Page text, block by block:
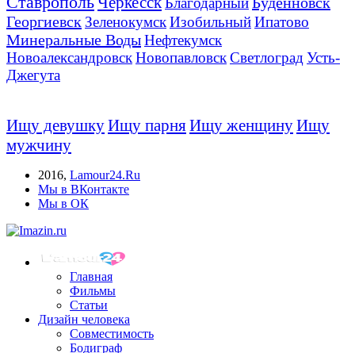
Георгиевск ЗеленокумскИзобильныйИпатово
Минеральные ВодыНефтекумск
НовоалександровскНовопавловскСветлоград Усть-
Джегута
Ищу девушкуИщу парняИщу женщинуИщу
мужчину
2016, Lamour24.Ru
Мы в ВКонтакте
Мы в ОК
Главная
Фильмы
Статьи
Дизайн человека
Совместимость
Бодиграф